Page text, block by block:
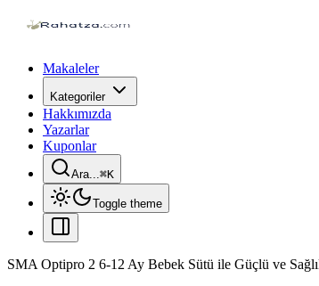
Makaleler
Kategoriler
Hakkımızda
Yazarlar
Kuponlar
Ara...⌘K
Toggle theme
SMA Optipro 2 6-12 Ay Bebek Sütü ile Güçlü ve